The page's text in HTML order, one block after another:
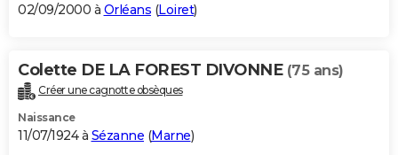
02/09/2000 à Orléans (Loiret)
Colette DE LA FOREST DIVONNE (75 ans)
Créer une cagnotte obsèques
Naissance
11/07/1924 à Sézanne (Marne)